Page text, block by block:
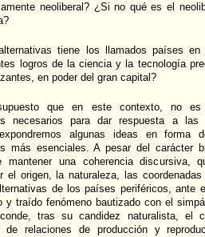
neoliberal? ¿Si no qué es el
tiene los llamados países
logros de la ciencia y la tecnología
en poder del gran capital?
que en este contexto, no
necesarios para dar respuesta a las
algunas ideas en forma
más esenciales. A pesar del carácter
mantener una coherencia discursiva,
el origen, la naturaleza, las
de los países periféricos, ante
y traído fenómeno bautizado con el
tras su candidez naturalista, el
de relaciones de producción y